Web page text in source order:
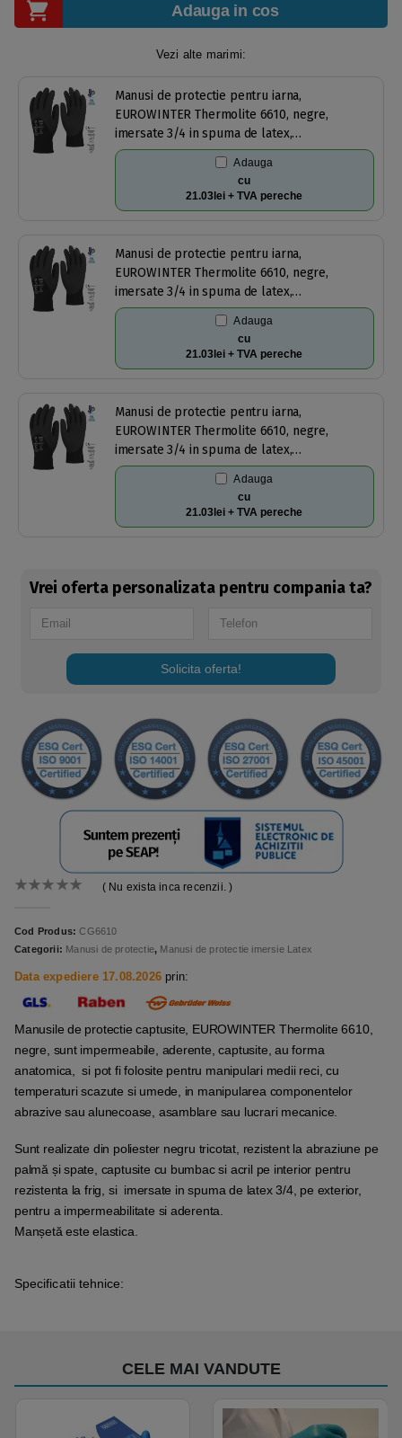
( Nu exista inca recenzii. )
Cod Produs:CG6610
Categorii: Manusi de protectie, Manusi de protectie imersie Latex
Data expediere 17.08.2026 prin:
Manusile de protectie captusite, EUROWINTER Thermolite 6610,
negre, sunt impermeabile, aderente, captusite, au forma
anatomica, si pot fi folosite pentru manipulari medii reci, cu
temperaturi scazute si umede, in manipularea componentelor
abrazive sau alunecoase, asamblare sau lucrari mecanice.
Sunt realizate din poliester negru tricotat, rezistent la abraziune pe
palmă și spate, captusite cu bumbac si acril pe interior pentru
rezistenta la frig, si imersate in spuma de latex 3/4, pe exterior,
pentru a impermeabilitate si aderenta.
Manșetă este elastica.
Adauga in cos
Vezi alte marimi:
Manusi de protectie pentru iarna,
EUROWINTER Thermolite 6610, negre,
imersate 3/4 in spuma de latex,
impermeabile, aderente, captusite, forma
anatomica, pentru mediu umed/uscat, marime
Adauga
cu
21.03lei + TVA pereche
Manusi de protectie pentru iarna,
EUROWINTER Thermolite 6610, negre,
imersate 3/4 in spuma de latex,
impermeabile, aderente, captusite, forma
anatomica, pentru mediu umed/uscat, marime
Adauga
cu
21.03lei + TVA pereche
Manusi de protectie pentru iarna,
EUROWINTER Thermolite 6610, negre,
imersate 3/4 in spuma de latex,
impermeabile, aderente, captusite, forma
anatomica, pentru mediu umed/uscat, marime
Adauga
cu
21.03lei + TVA pereche
Vrei oferta personalizata pentru compania ta?
Solicita oferta!
Specificatii tehnice:
CELE MAI VANDUTE